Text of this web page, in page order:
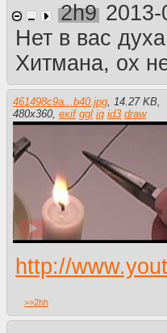
2h9
Нет в вас
Хитмана, ох
461498c9a...b40.jpg 14.27 KB
480x360 exif ggl iq id3 draw
http://
>>2hh